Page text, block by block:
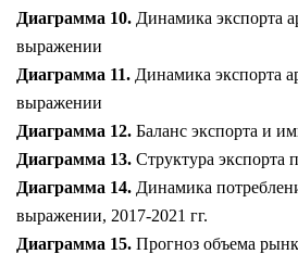
Диаграмма 10. Динамика экспорта
выражении
Диаграмма 11. Динамика экспорта
выражении
Диаграмма 12. Баланс экспорта и
Диаграмма 13. Структура экспорта
Диаграмма 14. Динамика
выражении, 2017-2021 гг.
Диаграмма 15. Прогноз объема